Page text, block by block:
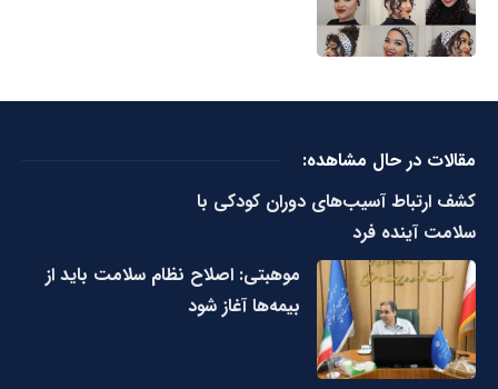
مقالات در حال مشاهده:
کشف ارتباط آسیب‌های دوران کودکی با
سلامت آینده فرد
موهبتی: اصلاح نظام سلامت باید از
بیمه‌ها آغاز شود